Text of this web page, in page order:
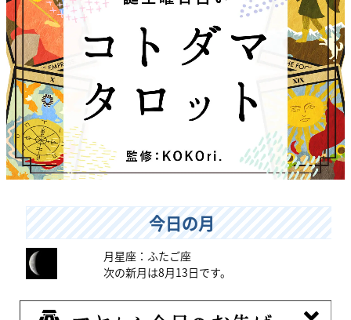
今日の月
月星座：ふたご座
次の新月は8月13日です。